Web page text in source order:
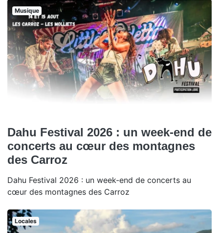
Musique
Dahu Festival 2026 : un week-end de
concerts au cœur des montagnes
des Carroz
Dahu Festival 2026 : un week-end de concerts au
cœur des montagnes des Carroz
Locales